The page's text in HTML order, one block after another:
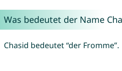
Was bedeutet der Name
Chasid bedeutet “der Fromme”.